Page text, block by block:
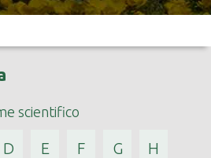
scientifico
D E F G H